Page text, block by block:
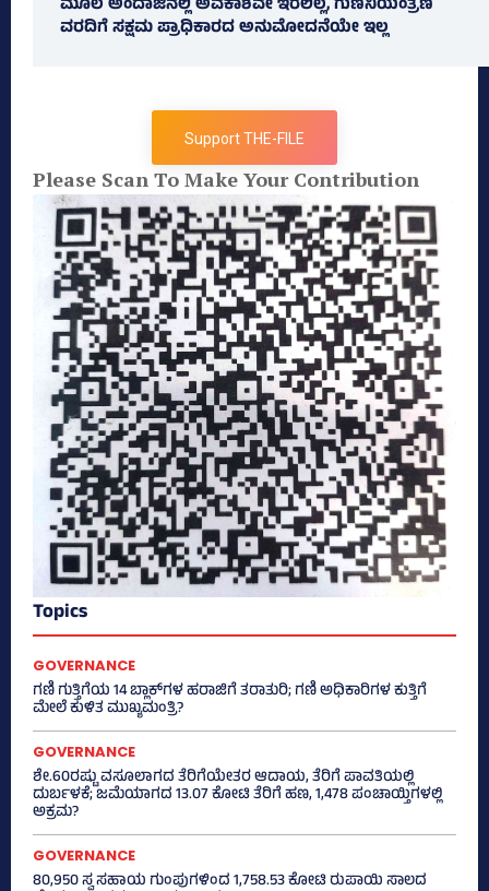
ಮೂಲ ಅಂದಾಜಿನಲ್ಲಿ ಅವಕಾಶವೇ ಇರಲಿಲ್ಲ, ಗುಣನಿಯಂತ್ರಣ
ವರದಿಗೆ ಸಕ್ಷಮ ಪ್ರಾಧಿಕಾರದ ಅನುಮೋದನೆಯೇ ಇಲ್ಲ
Support THE-FILE
Please Scan To Make Your Contribution
Topics
GOVERNANCE
ಗಣಿ ಗುತ್ತಿಗೆಯ 14 ಬ್ಲಾಕ್‌ಗಳ ಹರಾಜಿಗೆ ತರಾತುರಿ; ಗಣಿ ಅಧಿಕಾರಿಗಳ ಕುತ್ತಿಗೆ
ಮೇಲೆ ಕುಳಿತ ಮುಖ್ಯಮಂತ್ರಿ?
GOVERNANCE
ಶೇ.60ರಷ್ಟು ವಸೂಲಾಗದ ತೆರಿಗೆಯೇತರ ಆದಾಯ, ತೆರಿಗೆ ಪಾವತಿಯಲ್ಲಿ
ದುರ್ಬಳಕೆ; ಜಮೆಯಾಗದ 13.07 ಕೋಟಿ ತೆರಿಗೆ ಹಣ, 1,478 ಪಂಚಾಯ್ತಿಗಳಲ್ಲಿ
ಅಕ್ರಮ?
GOVERNANCE
80,950 ಸ್ವ ಸಹಾಯ ಗುಂಪುಗಳಿಂದ 1,758.53 ಕೋಟಿ ರುಪಾಯಿ ಸಾಲದ